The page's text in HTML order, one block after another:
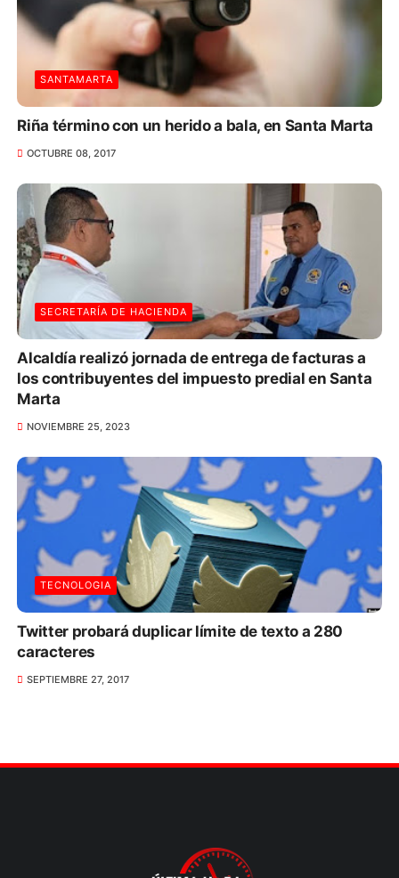
SANTAMARTA
Riña término con un herido a bala, en Santa Marta
OCTUBRE 08, 2017
SECRETARÍA DE HACIENDA
Alcaldía realizó jornada de entrega de facturas a
los contribuyentes del impuesto predial en Santa
Marta
NOVIEMBRE 25, 2023
TECNOLOGIA
Twitter probará duplicar límite de texto a 280
caracteres
SEPTIEMBRE 27, 2017